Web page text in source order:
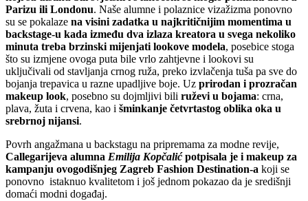
Parizu ili Londonu. Naše alumne i polaznice vizažizma ponovno
su se pokalaze na visini zadatka u najkritičnijim momentima u
backstage-u kada između dva izlaza kreatora u svega nekoliko
minuta treba brzinski mijenjati lookove modela, posebice stoga
što su izmjene ovoga puta bile vrlo zahtjevne i lookovi su
uključivali od stavljanja crnog ruža, preko izvlačenja tuša pa sve do
bojanja trepavica u razne upadljive boje. Uz prirodan i prozračan
makeup look, posebno su dojmljivi bili ruževi u bojama: crna,
plava, žuta i crvena, kao i šminkanje četvrtastog oblika oka u
srebrnoj nijansi.
Povrh angažmana u backstagu na pripremama za modne revije,
Callegarijeva alumna Emilija Kopčalić potpisala je i makeup za
kampanju ovogodišnjeg Zagreb Fashion Destination-a koji se
ponovno istaknuo kvalitetom i još jednom pokazao da je središnji
domaći modni događaj.